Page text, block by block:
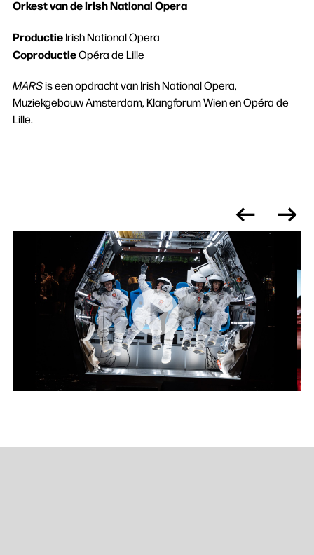
Orkest van de Irish National Opera
ProductieIrish National Opera
CoproductieOpéra de Lille
MARSis een opdracht van Irish National Opera,
Muziekgebouw Amsterdam, Klangforum Wien en Opéra de
Lille.
Play